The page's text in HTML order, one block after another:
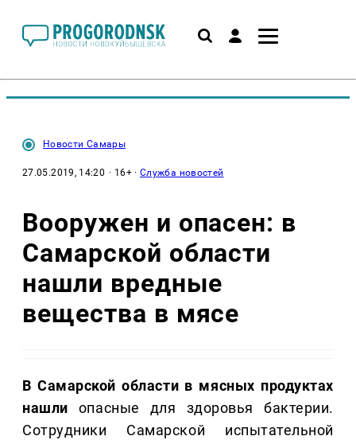
Новости Самары
27.05.2019, 14:20 · 16+ ·Служба новостей
Вооружен и опасен: в
Самарской области
нашли вредные
вещества в мясе
В Самарской области в мясных продуктах
нашли опасные для здоровья бактерии.
Сотрудники Самарской испытательной